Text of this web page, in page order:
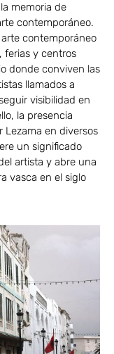
memoria de
contemporáneo.
contemporáneo
ferias y centros
donde conviven las
llamados a
visibilidad en
la presencia
Lezama en diversos
un significado
artista y abre una
vasca en el siglo